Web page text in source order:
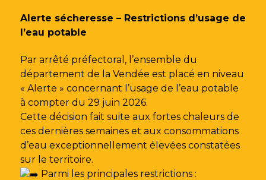
Alerte sécheresse – Restrictions d’usage de
l’eau potable
Par arrêté préfectoral, l’ensemble du
département de la Vendée est placé en niveau
« Alerte » concernant l’usage de l’eau potable
à compter du 29 juin 2026.
Cette décision fait suite aux fortes chaleurs de
ces dernières semaines et aux consommations
d’eau exceptionnellement élevées constatées
sur le territoire.
Parmi les principales restrictions :